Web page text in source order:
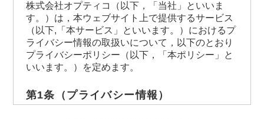
株式会社オプティコ（以下，「当社」といいま
す。）は，本ウェブサイト上で提供するサービス
（以下,「本サービス」といいます。）におけるプ
ライバシー情報の取扱いについて，以下のとおり
プライバシーポリシー（以下，「本ポリシー」と
いいます。）を定めます。
第1条（プライバシー情報）